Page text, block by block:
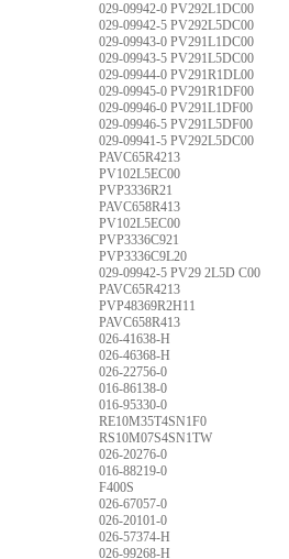
029-09942-0 PV292L1DC00
029-09942-5 PV292L5DC00
029-09943-0 PV291L1DC00
029-09943-5 PV291L5DC00
029-09944-0 PV291R1DL00
029-09945-0 PV291R1DF00
029-09946-0 PV291L1DF00
029-09946-5 PV291L5DF00
029-09941-5 PV292L5DC00
PAVC65R4213
PV102L5EC00
PVP3336R21
PAVC658R413
PV102L5EC00
PVP3336C921
PVP3336C9L20
029-09942-5 PV29 2L5D C00
PAVC65R4213
PVP48369R2H11
PAVC658R413
026-41638-H
026-46368-H
026-22756-0
016-86138-0
016-95330-0
RE10M35T4SN1F0
RS10M07S4SN1TW
026-20276-0
016-88219-0
F400S
026-67057-0
026-20101-0
026-57374-H
026-99268-H